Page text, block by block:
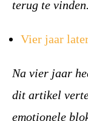
terug te vinden.
Vier jaar
Na vier jaar
dit artikel
emotionele